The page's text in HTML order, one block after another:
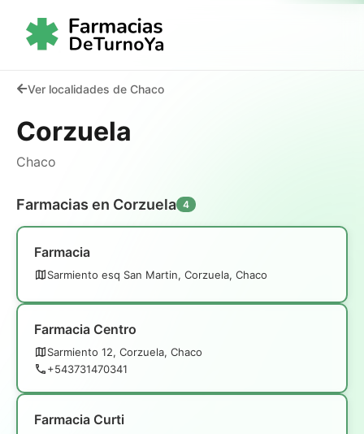
Ver localidades de Chaco
Corzuela
Chaco
Farmacias en Corzuela 4
Farmacia
Sarmiento esq San Martin, Corzuela, Chaco
Farmacia Centro
Sarmiento 12, Corzuela, Chaco
+543731470341
Farmacia Curti